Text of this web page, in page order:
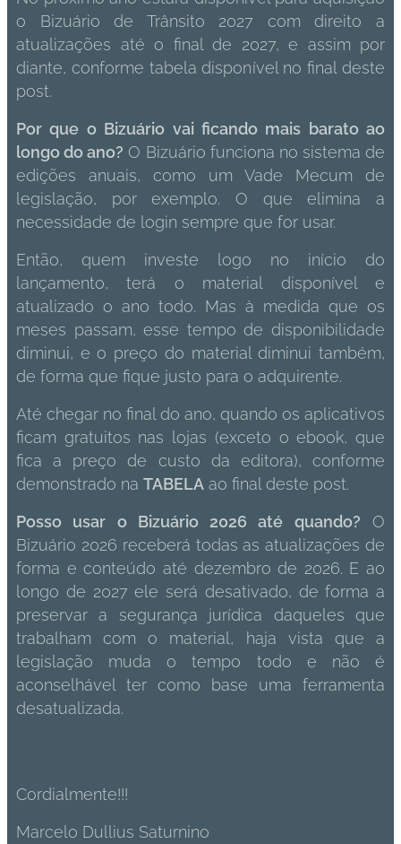
o Bizuário de Trânsito 2027 com direito a
atualizações até o final de 2027, e assim por
diante, conforme tabela disponível no final deste
post.
Por que o Bizuário vai ficando mais barato ao
longo do ano? O Bizuário funciona no sistema de
edições anuais, como um Vade Mecum de
legislação, por exemplo. O que elimina a
necessidade de login sempre que for usar.
Então, quem investe logo no início do
lançamento, terá o material disponível e
atualizado o ano todo. Mas à medida que os
meses passam, esse tempo de disponibilidade
diminui, e o preço do material diminui também,
de forma que fique justo para o adquirente.
Até chegar no final do ano, quando os aplicativos
ficam gratuitos nas lojas (exceto o ebook, que
fica a preço de custo da editora), conforme
demonstrado na TABELA ao final deste post.
Posso usar o Bizuário 2026 até quando? O
Bizuário 2026 receberá todas as atualizações de
forma e conteúdo até dezembro de 2026. E ao
longo de 2027 ele será desativado, de forma a
preservar a segurança jurídica daqueles que
trabalham com o material, haja vista que a
legislação muda o tempo todo e não é
aconselhável ter como base uma ferramenta
desatualizada.
Cordialmente!!!
Marcelo Dullius Saturnino